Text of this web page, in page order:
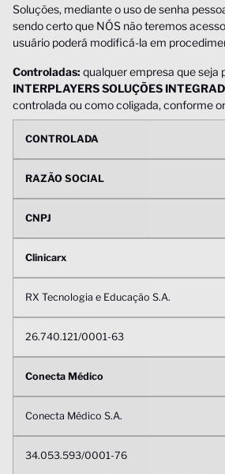
Soluções, mediante o uso de senha
sendo certo que NÓS não teremos
usuário poderá modificá-la em
Controladas: qualquer empresa que seja
INTERPLAYERS SOLUÇÕES
controlada ou como coligada, conforme
CONTROLADA
RAZÃO SOCIAL
CNPJ
Clinicarx
RX Tecnologia e Educação S.A.
26.740.121/0001-63
Conecta Médico
Conecta Médico S.A.
34.053.593/0001-76